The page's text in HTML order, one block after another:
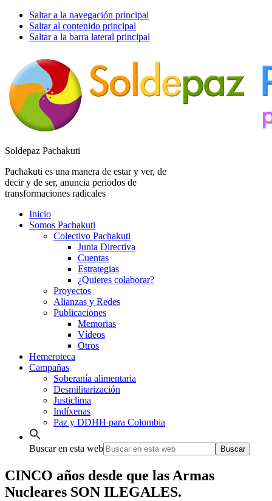
Saltar a la navegación principal
Saltar al contenido principal
Saltar a la barra lateral principal
Soldepaz Pachakuti
Pachakuti es una manera de estar y ver, de
decir y de ser, anuncia periodos de
transformaciones radicales
Inicio
Somos Pachakuti
Colectivo Pachakuti
Junta Directiva
Cuentas
Estrategias
¿Quieres colaborar?
Proyectos
Alianzas y Redes
Publicaciones
Memorias
Vídeos
Otros
Hemeroteca
Campañas
Soberanía alimentaria
Desmilitarización
Justiclima
Indíxenas
Paz y DDHH para Colombia
Buscar en esta web
CINCO años desde que las Armas
Nucleares SON ILEGALES.